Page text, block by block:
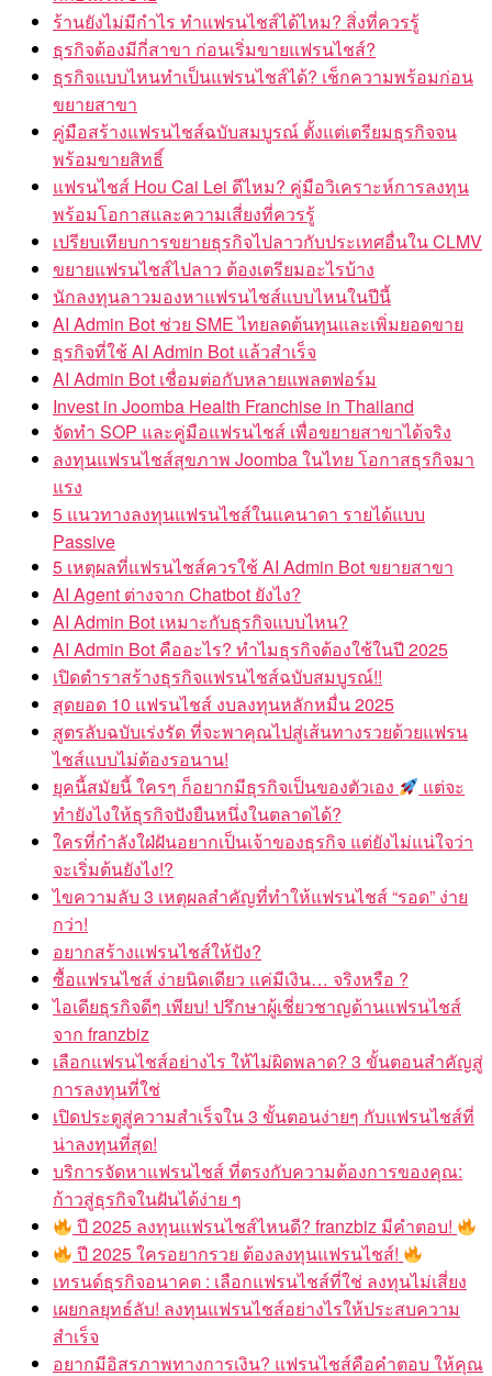
ร้านยังไม่มีกำไร ทำแฟรนไชส์ได้ไหม? สิ่งที่ควรรู้
ธุรกิจต้องมีกี่สาขา ก่อนเริ่มขายแฟรนไชส์?
ธุรกิจแบบไหนทำเป็นแฟรนไชส์ได้? เช็กความพร้อมก่อน
ขยายสาขา
คู่มือสร้างแฟรนไชส์ฉบับสมบูรณ์ ตั้งแต่เตรียมธุรกิจจน
พร้อมขายสิทธิ์
แฟรนไชส์ Hou Cai Lei ดีไหม? คู่มือวิเคราะห์การลงทุน
พร้อมโอกาสและความเสี่ยงที่ควรรู้
เปรียบเทียบการขยายธุรกิจไปลาวกับประเทศอื่นใน CLMV
ขยายแฟรนไชส์ไปลาว ต้องเตรียมอะไรบ้าง
นักลงทุนลาวมองหาแฟรนไชส์แบบไหนในปีนี้
AI Admin Bot ช่วย SME ไทยลดต้นทุนและเพิ่มยอดขาย
ธุรกิจที่ใช้ AI Admin Bot แล้วสำเร็จ
AI Admin Bot เชื่อมต่อกับหลายแพลตฟอร์ม
Invest in Joomba Health Franchise in Thailand
จัดทำ SOP และคู่มือแฟรนไชส์ เพื่อขยายสาขาได้จริง
ลงทุนแฟรนไชส์สุขภาพ Joomba ในไทย โอกาสธุรกิจมา
แรง
5 แนวทางลงทุนแฟรนไชส์ในแคนาดา รายได้แบบ
Passive
5 เหตุผลที่แฟรนไชส์ควรใช้ AI Admin Bot ขยายสาขา
AI Agent ต่างจาก Chatbot ยังไง?
AI Admin Bot เหมาะกับธุรกิจแบบไหน?
AI Admin Bot คืออะไร? ทำไมธุรกิจต้องใช้ในปี 2025
เปิดตำราสร้างธุรกิจแฟรนไชส์ฉบับสมบูรณ์!!
สุดยอด 10 แฟรนไชส์ งบลงทุนหลักหมื่น 2025
สูตรลับฉบับเร่งรัด ที่จะพาคุณไปสู่เส้นทางรวยด้วยแฟรน
ไชส์แบบไม่ต้องรอนาน!
ยุคนี้สมัยนี้ ใครๆ ก็อยากมีธุรกิจเป็นของตัวเอง
แต่จะ
ทำยังไงให้ธุรกิจปังยืนหนึ่งในตลาดได้?
ใครที่กำลังใฝ่ฝันอยากเป็นเจ้าของธุรกิจ แต่ยังไม่แน่ใจว่า
จะเริ่มต้นยังไง!?
ไขความลับ 3 เหตุผลสำคัญที่ทำให้แฟรนไชส์ “รอด” ง่าย
กว่า!
อยากสร้างแฟรนไชส์ให้ปัง?
ซื้อแฟรนไชส์ ง่ายนิดเดียว แค่มีเงิน… จริงหรือ ?
ไอเดียธุรกิจดีๆ เพียบ! ปรึกษาผู้เชี่ยวชาญด้านแฟรนไชส์
จาก franzbiz
เลือกแฟรนไชส์อย่างไร ให้ไม่ผิดพลาด? 3 ขั้นตอนสำคัญสู่
การลงทุนที่ใช่
เปิดประตูสู่ความสำเร็จใน 3 ขั้นตอนง่ายๆ กับแฟรนไชส์ที่
น่าลงทุนที่สุด!
บริการจัดหาแฟรนไชส์ ที่ตรงกับความต้องการของคุณ:
ก้าวสู่ธุรกิจในฝันได้ง่าย ๆ
ปี 2025 ลงทุนแฟรนไชส์ไหนดี? franzbiz มีคำตอบ!
ปี 2025 ใครอยากรวย ต้องลงทุนแฟรนไชส์!
เทรนด์ธุรกิจอนาคต : เลือกแฟรนไชส์ที่ใช่ ลงทุนไม่เสี่ยง
เผยกลยุทธ์ลับ! ลงทุนแฟรนไชส์อย่างไรให้ประสบความ
สำเร็จ
อยากมีอิสรภาพทางการเงิน? แฟรนไชส์คือคำตอบ ให้คุณ